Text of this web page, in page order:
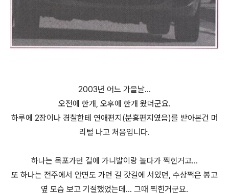
2003년 어느 가을날...
오전에 한개, 오후에 한개 왔더군요.
하루에 2장이나 경찰한테 연애편지(분홍편지였음)를 받아본건 머
리털 나고 처음입니다.
하나는 목포가던 길에 가니발이랑 놀다가 찍힌거고...
또 하나는 전주에서 안면도 가던 길 갓길에 서있던, 수상쩍은 봉고
옆 모습 보고 기절했었는데... 그때 찍힌거군요.